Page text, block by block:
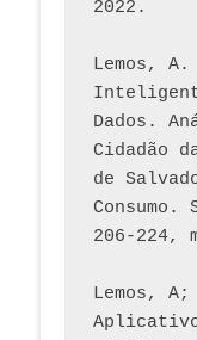
2022.
Lemos,
Dados.
Cidadão
de
206-224,
Lemos,